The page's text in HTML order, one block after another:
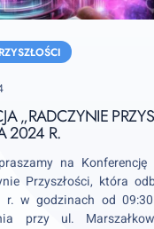
„RADCZYNIE
2024 R.
na Konferencję
Przyszłości, która
r. w godzinach od
przy ul.